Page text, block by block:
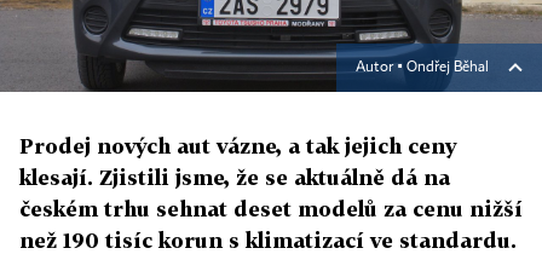
Autor ▪ Ondřej Běhal
Prodej nových aut vázne, a tak jejich ceny
klesají. Zjistili jsme, že se aktuálně dá na
českém trhu sehnat deset modelů za cenu nižší
než 190 tisíc korun s klimatizací ve standardu.